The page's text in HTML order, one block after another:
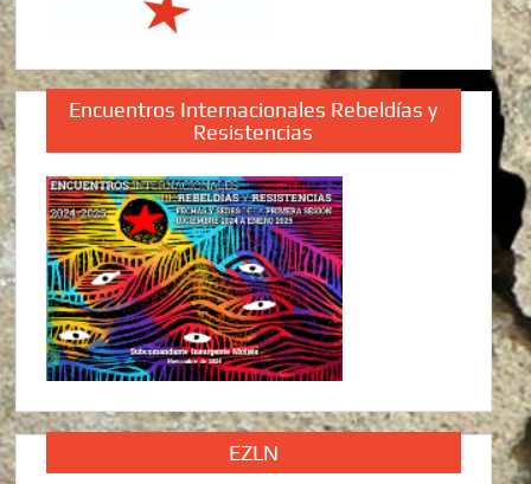
Encuentros Internacionales Rebeldías y
Resistencias
EZLN